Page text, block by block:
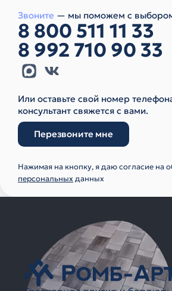
Звоните — мы поможем с
8 800 511 11 33
8 992 710 90 33
Или оставьте свой номер
консультант свяжется с вами.
Перезвоните мне
Нажимая на кнопку, я даю согласие на
персональныхданных